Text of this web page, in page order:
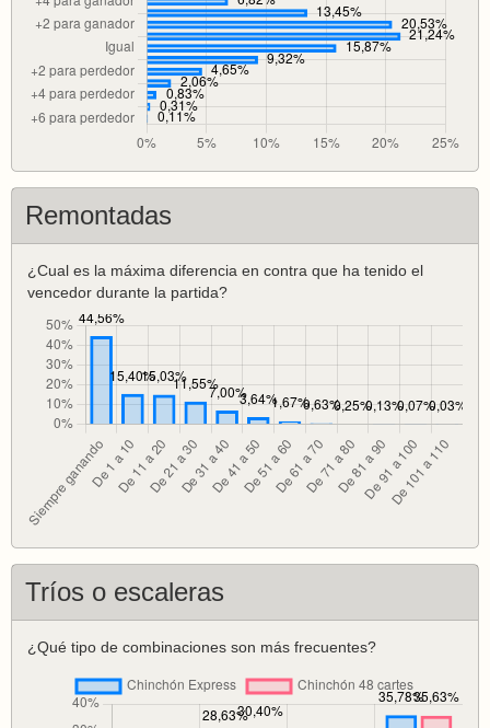
Remontadas
¿Cual es la máxima diferencia en contra que ha tenido el
vencedor durante la partida?
Tríos o escaleras
¿Qué tipo de combinaciones son más frecuentes?